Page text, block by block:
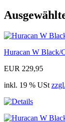
Huracan W Black/
EUR 229,95
inkl. 19 % USt